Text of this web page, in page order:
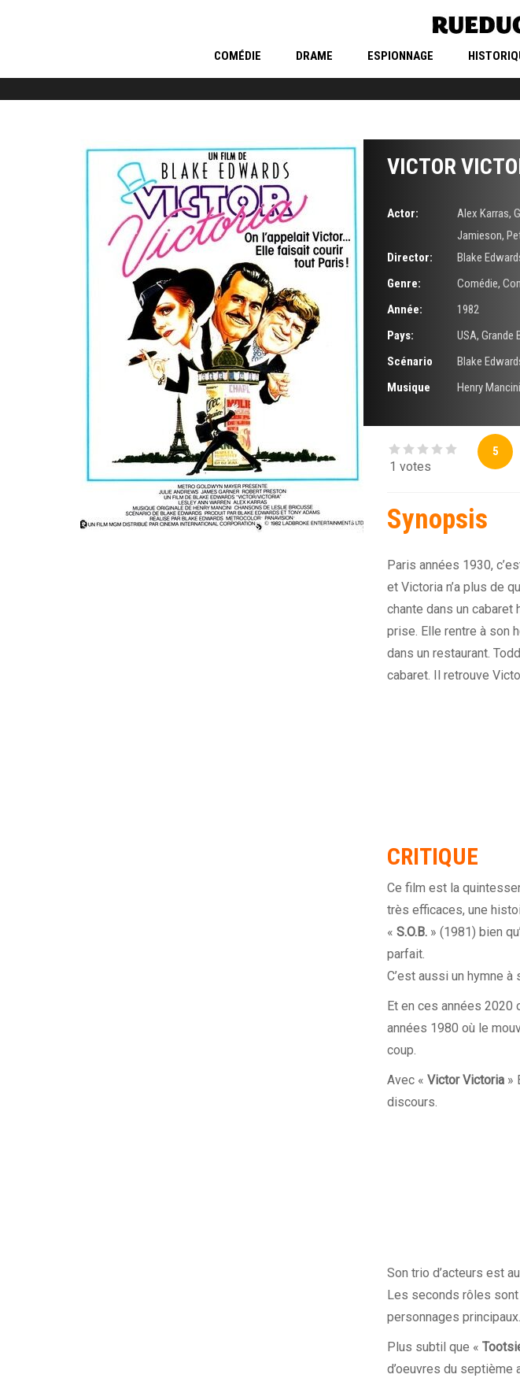
COMÉDIE DRAME ESPIONNAGE
VICTOR
Actor: Alex Karras,
Jamieson,
Director:
Blake
Genre:
Comédie,
Année:
1982
Pays:
USA, Grande
Scénario
Blake
Musique
Henry Mancini
1 votes
5
Synopsis
Paris années 1930,
et Victoria n’a plus de
chante dans un cabaret
prise. Elle rentre à son
dans un restaurant.
cabaret. Il retrouve
CRITIQUE
Ce film est la
très efficaces, une
« S.O.B. » (1981) bien
parfait.
C’est aussi un hymne
Et en ces années 2020
années 1980 où le
coup.
Avec « Victor Victoria »
discours.
Son trio d’acteurs est
Les seconds rôles
personnages
Plus subtil que «
d’oeuvres du septième